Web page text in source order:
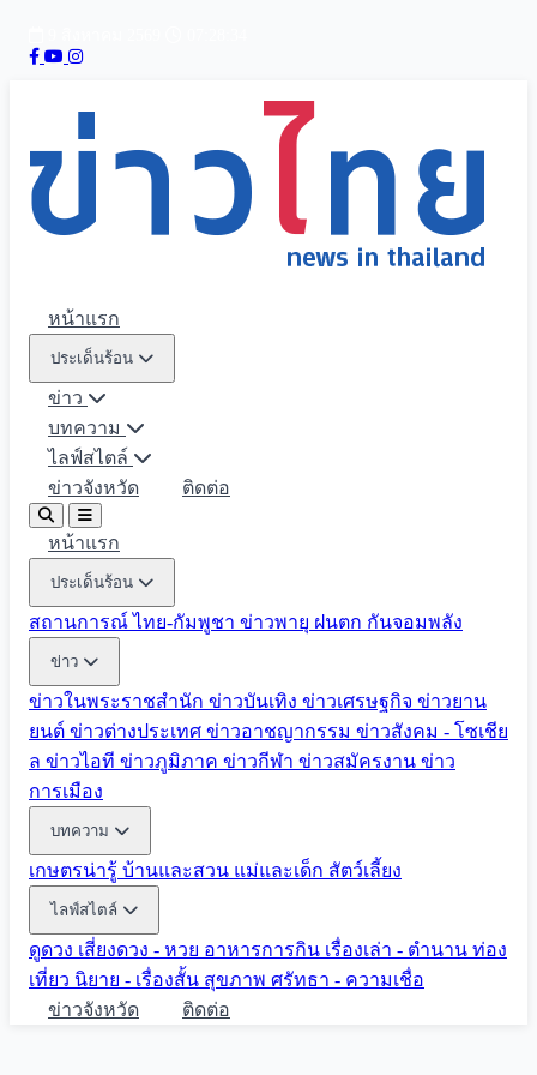
หน้าแรก
ประเด็นร้อน
ข่าว
บทความ
ไลฟ์สไตล์
ข่าวจังหวัด
ติดต่อ
หน้าแรก
ประเด็นร้อน
สถานการณ์ ไทย-กัมพูชา ข่าวพายุ ฝนตก กันจอมพลัง
ข่าว
ข่าวในพระราชสำนัก ข่าวบันเทิง ข่าวเศรษฐกิจ ข่าวยาน
ยนต์ ข่าวต่างประเทศ ข่าวอาชญากรรม ข่าวสังคม - โซเชีย
ล ข่าวไอที ข่าวภูมิภาค ข่าวกีฬา ข่าวสมัครงาน ข่าว
การเมือง
บทความ
เกษตรน่ารู้ บ้านและสวน แม่และเด็ก สัตว์เลี้ยง
ไลฟ์สไตล์
ดูดวง เสี่ยงดวง - หวย อาหารการกิน เรื่องเล่า - ตำนาน ท่อง
เที่ยว นิยาย - เรื่องสั้น สุขภาพ ศรัทธา - ความเชื่อ
ข่าวจังหวัด
ติดต่อ